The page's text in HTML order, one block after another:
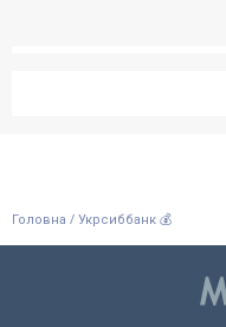
Головна / Укрсиббанк 💰